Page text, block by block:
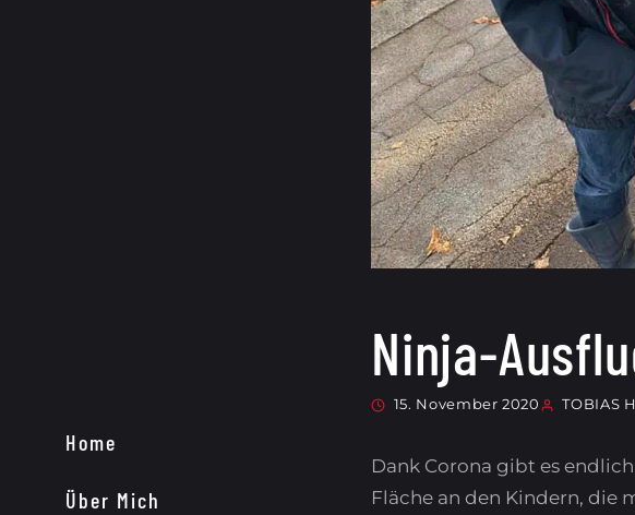
Home
Über Mich
Ninja-
15. November 2020 TOBIAS
Dank Corona gibt es
Fläche an den Kindern, die